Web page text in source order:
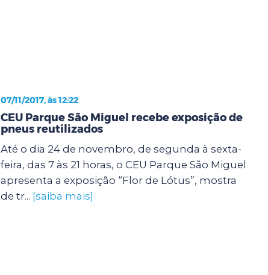
07/11/2017, às 12:22
CEU Parque São Miguel recebe exposição de
pneus reutilizados
Até o dia 24 de novembro, de segunda à sexta-
feira, das 7 às 21 horas, o CEU Parque São Miguel
apresenta a exposição “Flor de Lótus”, mostra
de tr... [saiba mais]